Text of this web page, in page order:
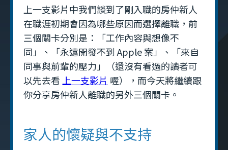
上一支影片中我們談到了剛入職的房仲新人
在職涯初期會因為哪些原因而選擇離職，前
三個關卡分別是：「工作內容與想像不
同」、「永遠開發不到 Apple 案」、「來自
同事與前輩的壓力」（還沒有看過的讀者可
以先去看上一支影片 喔），而今天將繼續跟
你分享房仲新人離職的另外三個關卡。
家人的懷疑與不支持